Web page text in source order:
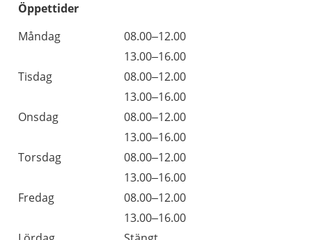
Öppettider
Dag
Öppettider
Kommentarer
Måndag
08.00–12.00
13.00–16.00
Tisdag
08.00–12.00
13.00–16.00
Onsdag
08.00–12.00
13.00–16.00
Torsdag
08.00–12.00
13.00–16.00
Fredag
08.00–12.00
13.00–16.00